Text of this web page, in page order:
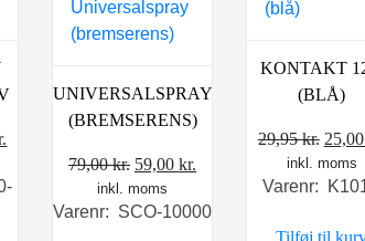
pris
UNIVERSALSPRAY
(BREMSERENS)
79,00kr. Den
oprindelige
pris
59,00 kr.
pris
inkl. moms
Varenr: SCO-10000
KONTAKT
(BLÅ)
29,95kr. Den
pris
25,00
inkl. moms
Varenr:
Tilføj til